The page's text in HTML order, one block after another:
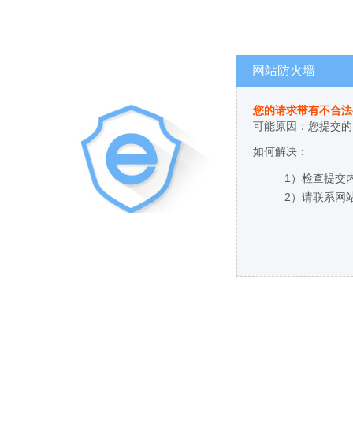
网站防火墙
您的请求带有不合
可能原因：您提交
如何解决：
1）检查提交
2）请联系网